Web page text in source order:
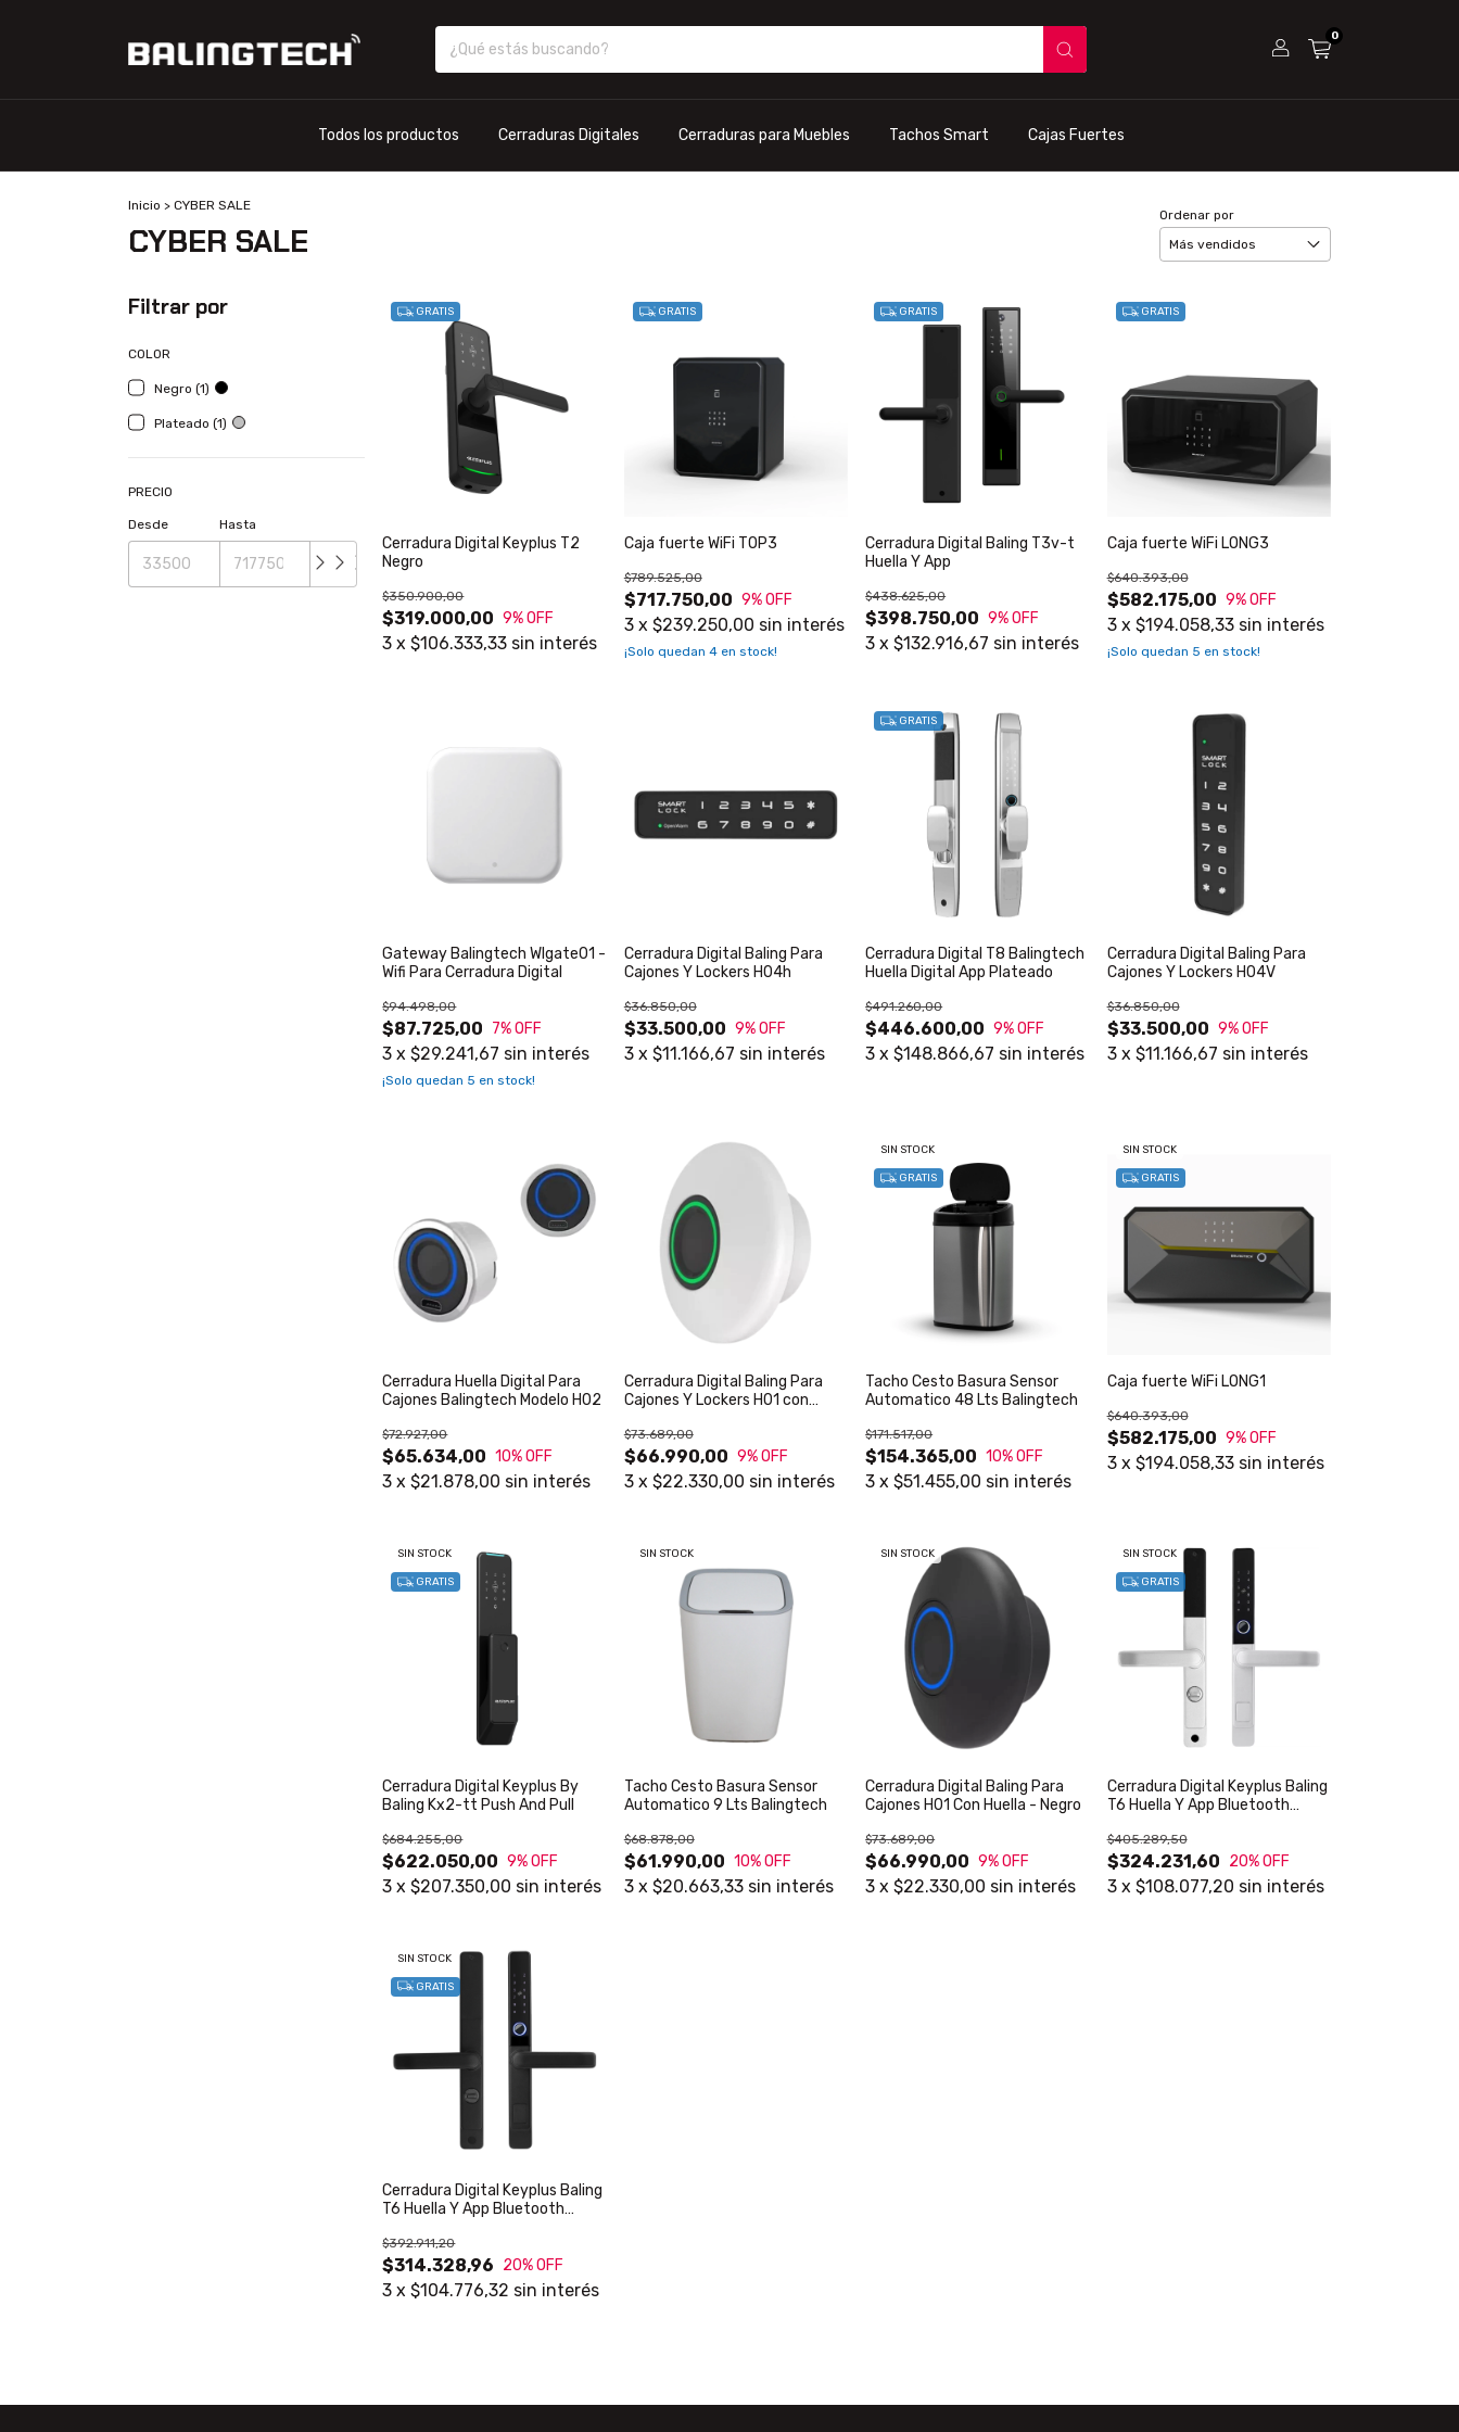
0
Todos los productos Cerraduras Digitales Cerraduras para Muebles Tachos Smart Cajas Fuertes
Inicio > CYBER SALE
CYBER SALE
Ordenar por
Filtrar por
COLOR
Negro (1)
Plateado (1)
PRECIO
Desde Hasta
GRATIS
Cerradura Digital Keyplus T2
Negro
$319.000,00
$350.900,00
9% OFF
3 x$106.333,33 sin interés
GRATIS
Caja fuerte WiFi TOP3
$717.750,00
$789.525,00
9% OFF
3 x $239.250,00 sin interés
¡Solo quedan 4en stock!
GRATIS
Cerradura Digital Baling T3v-t
Huella Y App
$398.750,00
$438.625,00
9% OFF
3 x$132.916,67 sin interés
GRATIS
Caja fuerte WiFi LONG3
$582.175,00
$640.393,00
9% OFF
3 x $194.058,33 sin interés
¡Solo quedan 5 en stock!
Gateway Balingtech Wlgate01 -
Wifi Para Cerradura Digital
$87.725,00
$94.498,00
7% OFF
3 x$29.241,67 sin interés
¡Solo quedan 5 en stock!
Cerradura Digital Baling Para
Cajones Y Lockers H04h
$33.500,00
$36.850,00
9% OFF
3 x $11.166,67 sin interés
GRATIS
Cerradura Digital T8 Balingtech
Huella Digital App Plateado
$446.600,00
$491.260,00
9% OFF
3 x$148.866,67 sin interés
Cerradura Digital Baling Para
Cajones Y Lockers H04V
$33.500,00
$36.850,00
9% OFF
3 x $11.166,67 sin interés
Cerradura Huella Digital Para
Cajones Balingtech Modelo H02
$65.634,00
$72.927,00
10% OFF
3 x$21.878,00 sin interés
Cerradura Digital Baling Para
Cajones Y Lockers H01 con
$66.990,00
$73.689,00
9% OFF
3 x $22.330,00 sin interés
SIN STOCK
GRATIS
Tacho Cesto Basura Sensor
Automatico 48 Lts Balingtech
$154.365,00
$171.517,00
10% OFF
3 x$51.455,00 sin interés
SIN STOCK
GRATIS
Caja fuerte WiFi LONG1
$582.175,00
$640.393,00
9% OFF
3 x $194.058,33 sin interés
SIN STOCK
GRATIS
Cerradura Digital Keyplus By
Baling Kx2-tt Push And Pull
$622.050,00
$684.255,00
9% OFF
3 x$207.350,00 sin interés
SIN STOCK
Tacho Cesto Basura Sensor
Automatico 9 Lts Balingtech
$61.990,00
$68.878,00
10% OFF
3 x $20.663,33 sin interés
SIN STOCK
Cerradura Digital Baling Para
Cajones H01 Con Huella - Negro
$66.990,00
$73.689,00
9% OFF
3 x$22.330,00 sin interés
SIN STOCK
GRATIS
Cerradura Digital Keyplus Baling
T6 Huella Y App Bluetooth
$324.231,60
$405.289,50
20% OFF
3 x $108.077,20 sin interés
SIN STOCK
GRATIS
Cerradura Digital Keyplus Baling
T6 Huella Y App Bluetooth
$314.328,96
$392.911,20
20% OFF
3 x$104.776,32 sin interés